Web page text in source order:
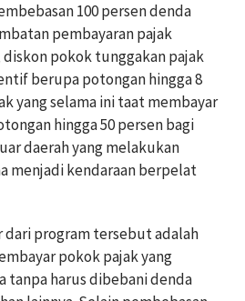
100 persen denda
pembayaran pajak
pokok tunggakan pajak
berupa potongan hingga 8
yang selama ini taat membayar
hingga 50 persen bagi
daerah yang melakukan
menjadi kendaraan berpelat
program tersebut adalah
pokok pajak yang
tanpa harus dibebani denda